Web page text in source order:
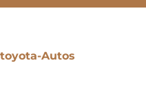
toyota-Autos